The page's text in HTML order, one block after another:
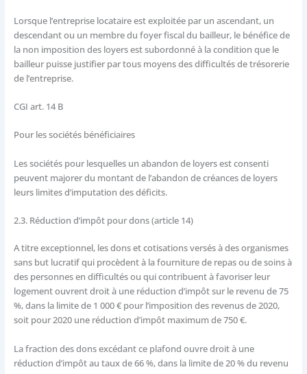
Lorsque l’entreprise locataire est exploitée par un ascendant, un
descendant ou un membre du foyer fiscal du bailleur, le bénéfice de
la non imposition des loyers est subordonné à la condition que le
bailleur puisse justifier par tous moyens des difficultés de trésorerie
de l’entreprise.
CGI art. 14 B
Pour les sociétés bénéficiaires
Les sociétés pour lesquelles un abandon de loyers est consenti
peuvent majorer du montant de l’abandon de créances de loyers
leurs limites d’imputation des déficits.
2.3. Réduction d’impôt pour dons (article 14)
A titre exceptionnel, les dons et cotisations versés à des organismes
sans but lucratif qui procèdent à la fourniture de repas ou de soins à
des personnes en difficultés ou qui contribuent à favoriser leur
logement ouvrent droit à une réduction d’impôt sur le revenu de 75
%, dans la limite de 1 000 € pour l’imposition des revenus de 2020,
soit pour 2020 une réduction d’impôt maximum de 750 €.
La fraction des dons excédant ce plafond ouvre droit à une
réduction d’impôt au taux de 66 %, dans la limite de 20 % du revenu